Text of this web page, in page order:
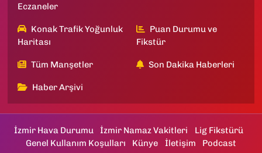
Eczaneler
Konak Trafik Yoğunluk
Haritası
Puan Durumu ve
Fikstür
Tüm Manşetler Son Dakika Haberleri
Haber Arşivi
İzmir Hava Durumu İzmir Namaz Vakitleri
Lig Fikstürü
Genel Kullanım Koşulları
Künye İletişim Podcast